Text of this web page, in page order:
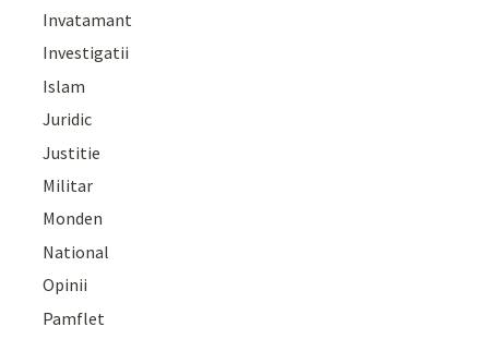
Invatamant
Investigatii
Islam
Juridic
Justitie
Militar
Monden
National
Opinii
Pamflet